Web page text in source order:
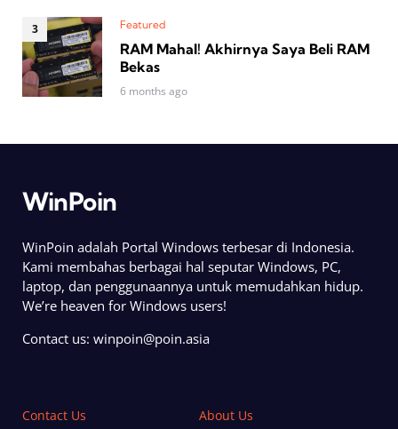
Featured
RAM Mahal! Akhirnya Saya Beli RAM
Bekas
6 months ago
WinPoin
WinPoin adalah Portal Windows terbesar di Indonesia.
Kami membahas berbagai hal seputar Windows, PC,
laptop, dan penggunaannya untuk memudahkan hidup.
We’re heaven for Windows users!
Contact us: winpoin@poin.asia
Contact Us
About Us